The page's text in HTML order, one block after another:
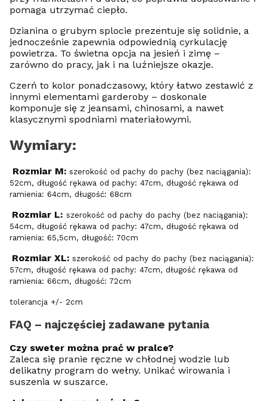
pomaga utrzymać ciepło.
Dzianina o grubym splocie prezentuje się solidnie, a
jednocześnie zapewnia odpowiednią cyrkulację
powietrza. To świetna opcja na jesień i zimę –
zarówno do pracy, jak i na luźniejsze okazje.
Czerń to kolor ponadczasowy, który łatwo zestawić z
innymi elementami garderoby – doskonale
komponuje się z jeansami, chinosami, a nawet
klasycznymi spodniami materiałowymi.
Wymiary:
Rozmiar M: szerokość od pachy do pachy (bez naciągania):
52cm, długość rękawa od pachy: 47cm, długość rękawa od
ramienia: 64cm, długość: 68cm
Rozmiar L: szerokość od pachy do pachy (bez naciągania):
54cm, długość rękawa od pachy: 47cm, długość rękawa od
ramienia: 65,5cm, długość: 70cm
Rozmiar XL: szerokość od pachy do pachy (bez naciągania):
57cm, długość rękawa od pachy: 47cm, długość rękawa od
ramienia: 66cm, długość: 72cm
tolerancja +/- 2cm
FAQ – najczęściej zadawane pytania
Czy sweter można prać w pralce?
Zaleca się pranie ręczne w chłodnej wodzie lub
delikatny program do wełny. Unikać wirowania i
suszenia w suszarce.